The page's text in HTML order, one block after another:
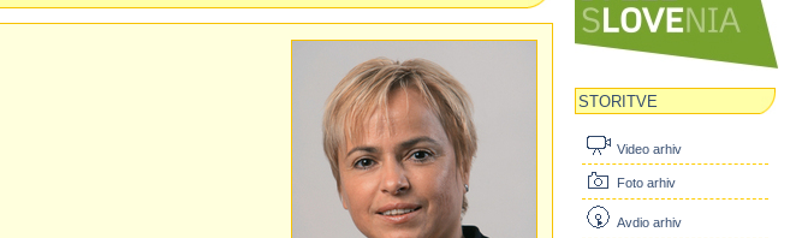
STORITVE
Video arhiv
Foto arhiv
Avdio arhiv